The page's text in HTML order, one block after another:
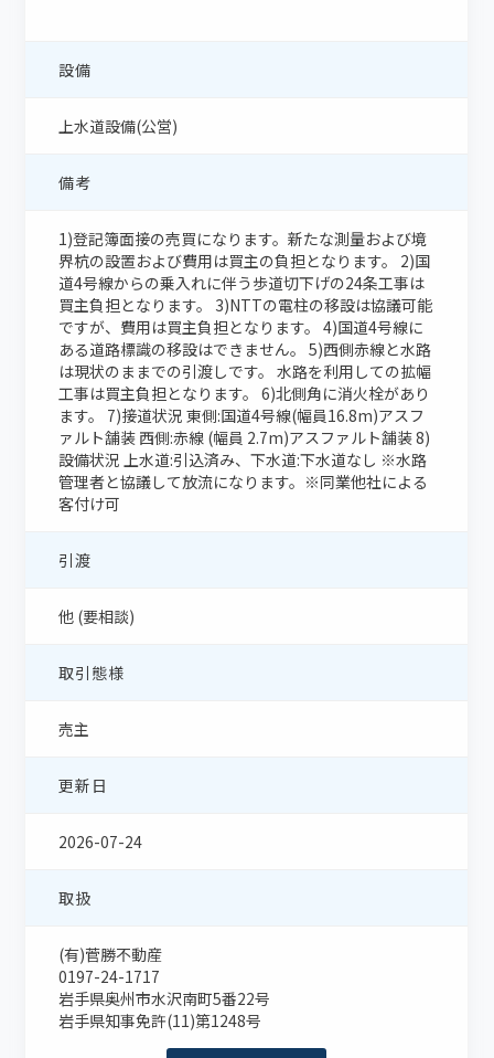
設備
上水道設備(公営)
備考
1)登記簿面接の売買になります。新たな測量および境
界杭の設置および費用は買主の負担となります。 2)国
道4号線からの乗入れに伴う歩道切下げの24条工事は
買主負担となります。 3)NTTの電柱の移設は協議可能
ですが、費用は買主負担となります。 4)国道4号線に
ある道路標識の移設はできません。 5)西側赤線と水路
は現状のままでの引渡しです。 水路を利用しての拡幅
工事は買主負担となります。 6)北側角に消火栓があり
ます。 7)接道状況 東側:国道4号線(幅員16.8m)アスフ
ァルト舗装 西側:赤線 (幅員 2.7m)アスファルト舗装 8)
設備状況 上水道:引込済み、下水道:下水道なし ※水路
管理者と協議して放流になります。※同業他社による
客付け可
引渡
他 (要相談)
取引態様
売主
更新日
2026-07-24
取扱
(有)菅勝不動産
0197-24-1717
岩手県奥州市水沢南町5番22号
岩手県知事免許(11)第1248号